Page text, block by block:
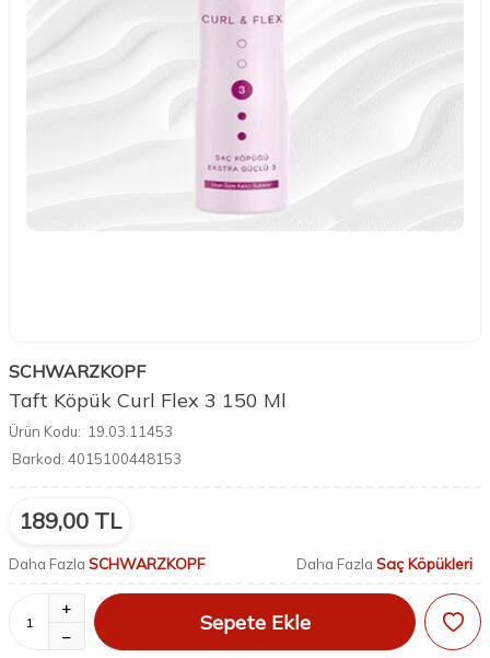
SCHWARZKOPF
Taft Köpük Curl Flex 3 150 Ml
Ürün Kodu: 19.03.11453
Barkod: 4015100448153
189,00 TL
Daha Fazla SCHWARZKOPF Daha Fazla Saç Köpükleri
Sepete Ekle